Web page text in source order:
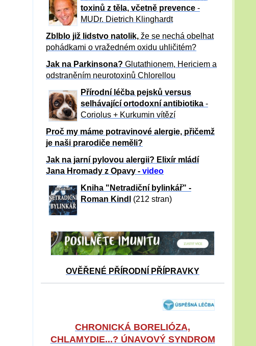
toxinů z těla, včetně prevence -
MUDr. Dietrich Klinghardt
Zblblo již lidstvo natolik, že se nechá obelhat
pohádkami o vražedném oxidu uhličitém?
Jak na Parkinsona? Glutathionem, Hericiem a
odstraněním neurotoxinů Chlorellou
Přírodní léčba pejsků versus
selhávající ortodoxní antibiotika -
Coriolus + Kurkumin vítězí
Proč my máme potravinové alergie, přičemž
je naši prarodiče neměli?
Jak na jarní pylovou alergii? Elixír mládí
Jana Hromady z Opavy - video
Kniha "Netradiční bylinkář" -
Roman Kindl
(212 stran)
OVĚŘENÉ PŘÍRODNÍ PŘÍPRAVKY
CHRONICKÁ BORELIÓZA,
CHLAMYDIE...? ÚNAVOVÝ SYNDROM